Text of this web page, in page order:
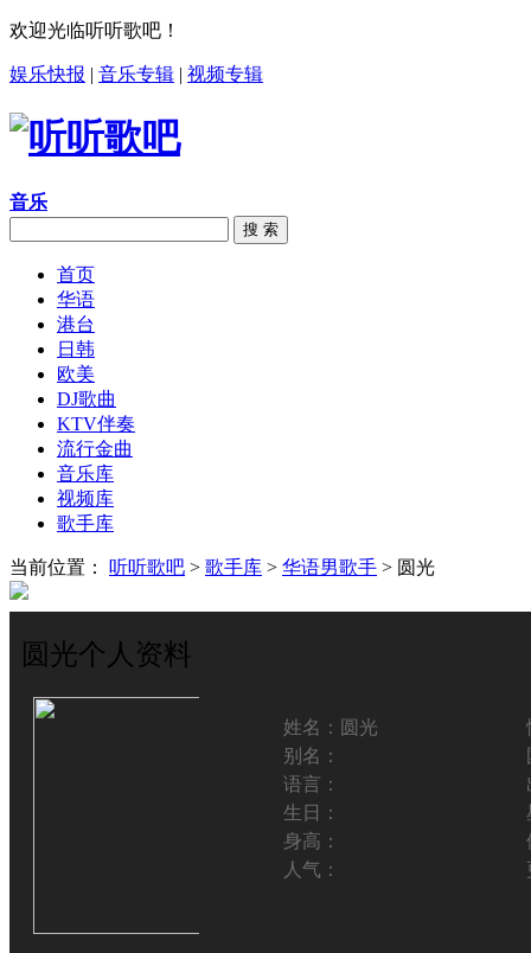
欢迎光临听听歌吧！
娱乐快报 | 音乐专辑 | 视频专辑
音乐
搜 索
首页
华语
港台
日韩
欧美
DJ歌曲
KTV伴奏
流行金曲
音乐库
视频库
歌手库
当前位置： 听听歌吧 > 歌手库 > 华语男歌手 > 圆光
圆光个人资料
姓名： 圆光
别名：
语言：
生日：
身高：
人气：